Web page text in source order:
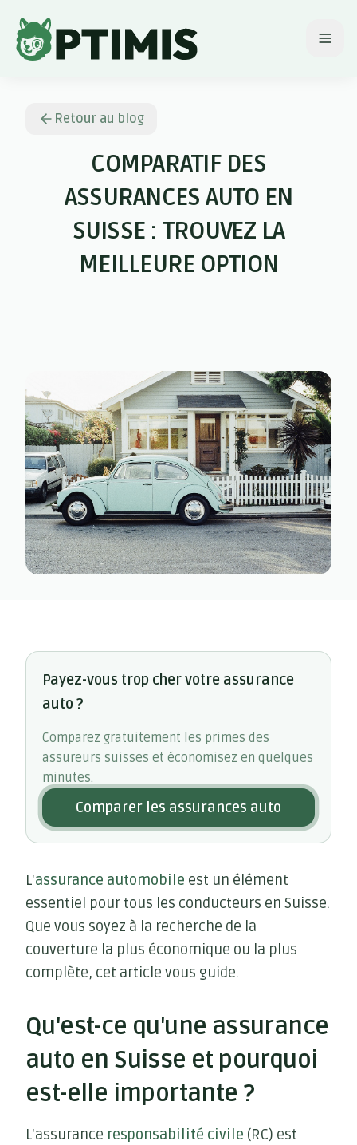
Retour au blog
COMPARATIF DES
ASSURANCES AUTO EN
SUISSE : TROUVEZ LA
MEILLEURE OPTION
Payez-vous trop cher votre assurance
auto ?
Comparez gratuitement les primes des
assureurs suisses et économisez en quelques
minutes.
Comparer les assurances auto
L'assurance automobile est un élément
essentiel pour tous les conducteurs en Suisse.
Que vous soyez à la recherche de la
couverture la plus économique ou la plus
complète, cet article vous guide.
Qu'est-ce qu'une assurance
auto en Suisse et pourquoi
est-elle importante ?
L'assurance responsabilité civile (RC) est